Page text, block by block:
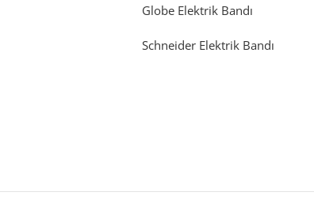
Globe Elektrik Bandı
Schneider Elektrik Bandı